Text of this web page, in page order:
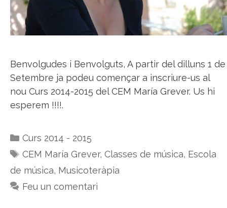
Benvolgudes i Benvolguts, A partir del dilluns 1 de
Setembre ja podeu començar a inscriure-us al
nou Curs 2014-2015 del CEM María Grever. Us hi
esperem !!!!.
Categories
Curs 2014 - 2015
Etiquetes
CEM María Grever, Classes de música, Escola
de música, Musicoteràpia
Feu un comentari